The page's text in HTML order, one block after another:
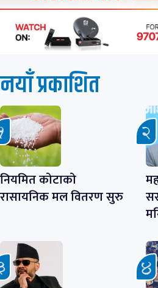
नयाँ प्रकाशित
नियमित कोटाको
रासायनिक मल वितरण सुरु